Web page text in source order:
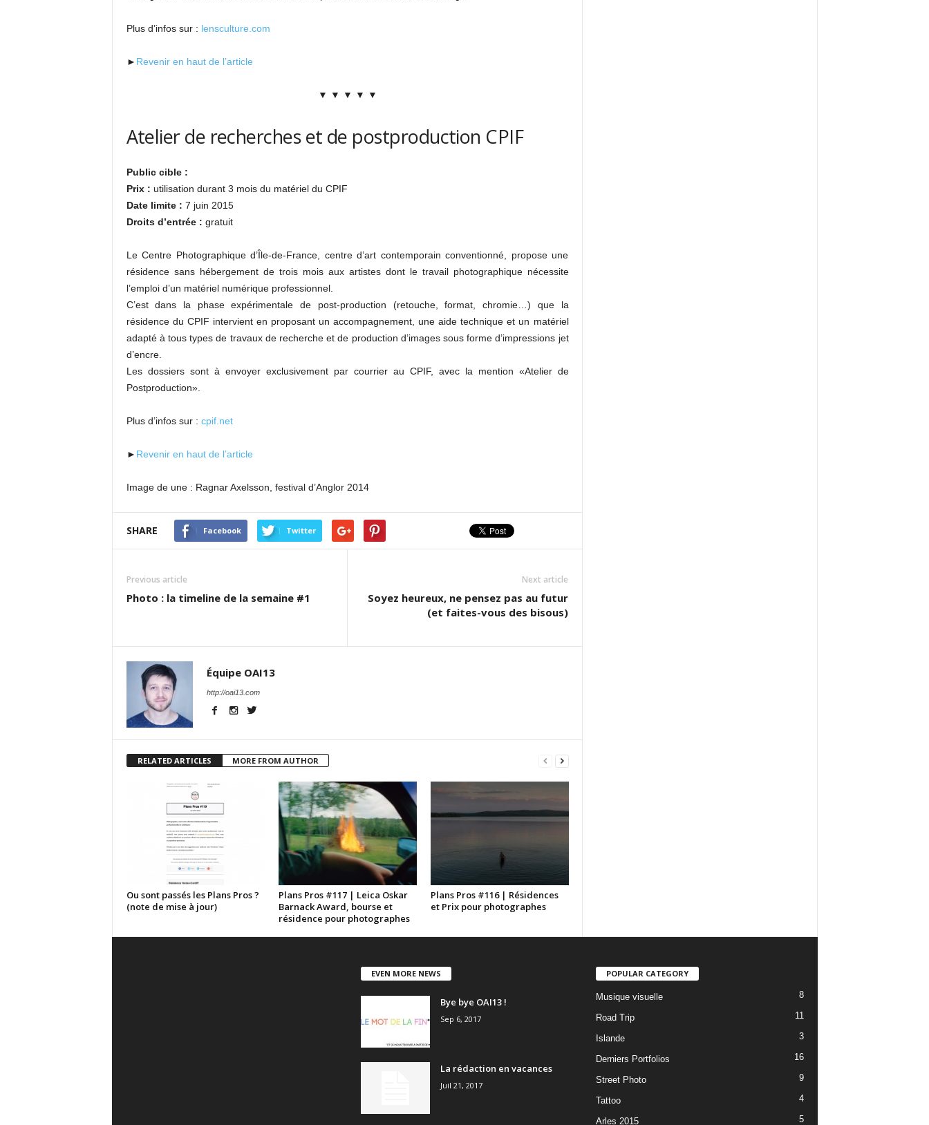
Plus d’infos sur : lensculture.com
► Revenir en haut de l’article
▼ ▼ ▼ ▼ ▼
Atelier de recherches et de postproduction CPIF
Public cible :
Prix : utilisation durant 3 mois du matériel du CPIF
Date limite : 7 juin 2015
Droits d’entrée : gratuit
Le Centre Photographique d’Île-de-France, centre d’art contemporain conventionné, propose une
résidence sans hébergement de trois mois aux artistes dont le travail photographique nécessite
l’emploi d’un matériel numérique professionnel.
C’est dans la phase expérimentale de post-production (retouche, format, chromie…) que la
résidence du CPIF intervient en proposant un accompagnement, une aide technique et un matériel
adapté à tous types de travaux de recherche et de production d’images sous forme d’impressions jet
d’encre.
Les dossiers sont à envoyer exclusivement par courrier au CPIF, avec la mention «Atelier de
Postproduction».
Plus d’infos sur : cpif.net
► Revenir en haut de l’article
Image de une : Ragnar Axelsson, festival d’Anglor 2014
SHARE Facebook Twitter
Previous article
Photo : la timeline de la semaine #1
Next article
Soyez heureux, ne pensez pas au futur
(et faites-vous des bisous)
Équipe OAI13
http://oai13.com
RELATED ARTICLES MORE FROM AUTHOR
Ou sont passés les Plans Pros ?
(note de mise à jour)
Plans Pros #117 | Leica Oskar
Barnack Award, bourse et
résidence pour photographes
Plans Pros #116 | Résidences
et Prix pour photographes
EVEN MORE NEWS
Bye bye OAI13 !
Sep 6, 2017
La rédaction en vacances
Juil 21, 2017
POPULAR CATEGORY
Musique visuelle 8
Road Trip 11
Islande 3
Derniers Portfolios 16
Street Photo 9
Tattoo 4
Arles 2015 5